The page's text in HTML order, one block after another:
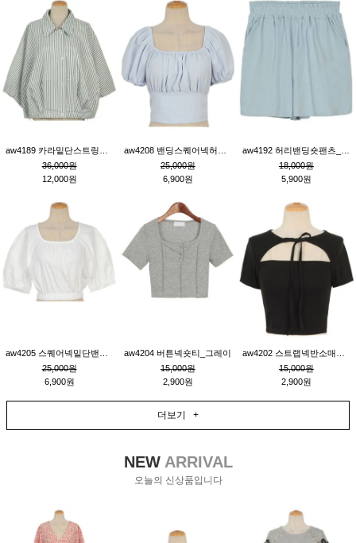
36,000원
12,000원
25,000원
6,900원
18,000원
5,900원
25,000원
6,900원
aw4204 버튼넥숏티_그레이
15,000원
2,900원
15,000원
2,900원
더보기 +
NEWARRIVAL
오늘의 신상품입니다